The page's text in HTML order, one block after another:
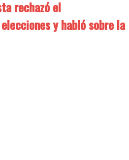
rechazó el
y habló sobre la